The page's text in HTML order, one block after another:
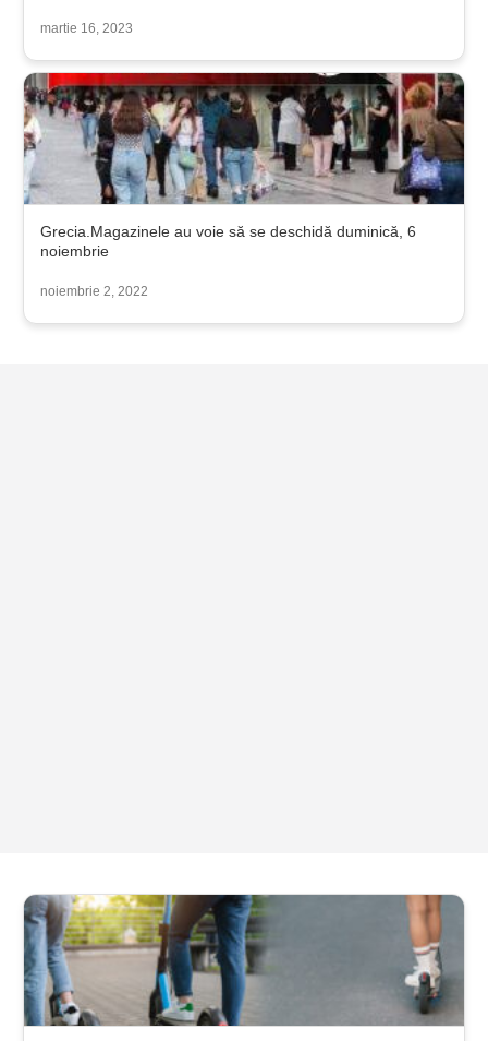
martie 16, 2023
Grecia.Magazinele au voie să se deschidă duminică, 6
noiembrie
noiembrie 2, 2022